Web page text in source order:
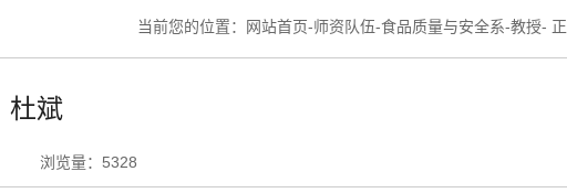
当前您的位置： 网站首页-师资队伍-食品质量与安全系-教授-
杜斌
浏览量： 5328